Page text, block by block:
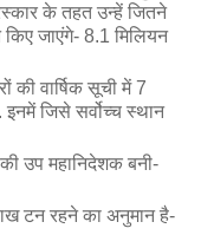
के तहत उन्हें जितने
जाएंगे- 8.1 मिलियन
की वार्षिक सूची में 7
जिसे सर्वोच्च स्थान
उप महानिदेशक बनी-
टन रहने का अनुमान है-